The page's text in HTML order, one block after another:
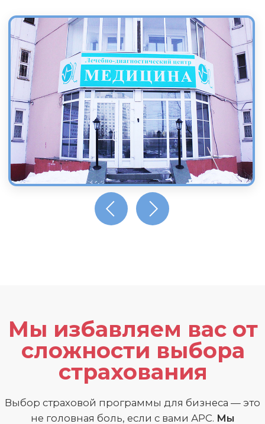
Мы избавляем вас от
сложности выбора
страхования
Выбор страховой программы для бизнеса — это
не головная боль, если с вами АРС.
Мы
анализируем рынок, подбираем лучшие
условия и делаем всё, чтобы вы сэкономили
время и деньги.Забудьте о рутине и позвольте
нам стать вашими экспертами в мире
страхования.
Мы анализируем рынок по собственной
Подбираем страховые решения для нужд
вашей компании с учетом всех
особенностей. Индивидуальные
консультации помогают сосредоточиться
на действительно важных опциях.